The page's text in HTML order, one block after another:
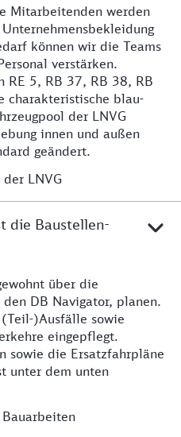
Mitarbeitenden werden
können wir die Teams
verstärken.
RE 5, RB 37, RB 38, RB
charakteristische blau-
der LNVG
innen und außen
geändert.
der LNVG
die Baustellen-
über die
DB Navigator, planen.
)Ausfälle sowie
eingepflegt.
sowie die Ersatzfahrpläne
unter dem unten